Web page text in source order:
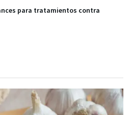
para tratamientos contra